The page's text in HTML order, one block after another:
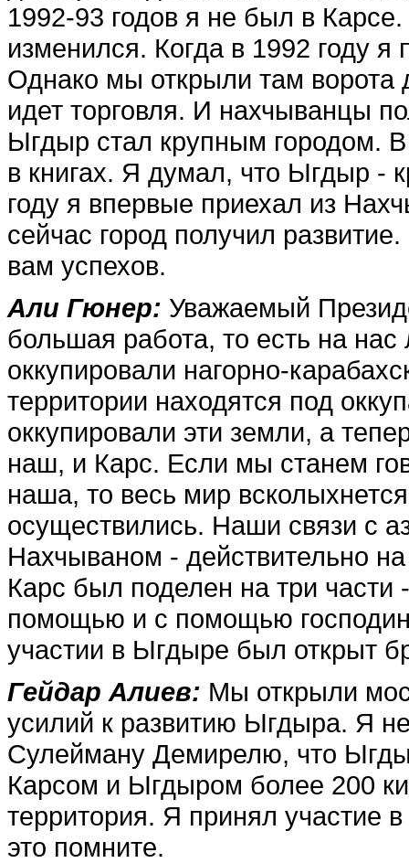
1992-93 го­дов я не был в
изменился. Когда в 1992 году
Однако мы откры­ли там
идет торговля. И нахчыванцы
Ыгдыр стал крупным горо­дом.
в книгах. Я ду­мал, что Ыгдыр -
году я впервые приехал из
сейчас город получил
вам успехов.
Али Гюнер: Уважаемый
большая работа, то есть на
оккупировали нагорно-
терри­тории находятся под
оккупировали эти зе­мли, а
наш, и Карс. Если мы станем
наша, то весь мир
осуществи­лись. Наши связи с
Нахчываном - действительно
Карс был поделен на три
помощью и с помощью
участии в Ыгдыре был открыт
Гейдар Алиев: Мы откры­ли
усилий к разви­тию Ыгдыра. Я
Сулейману Демирелю, что
Карсом и Ыгдыром более 200
территория. Я принял участие
это помните.